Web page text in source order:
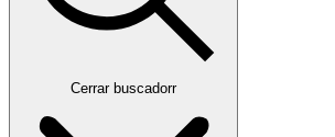
Cerrar buscadorr